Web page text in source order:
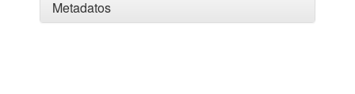
Metadatos